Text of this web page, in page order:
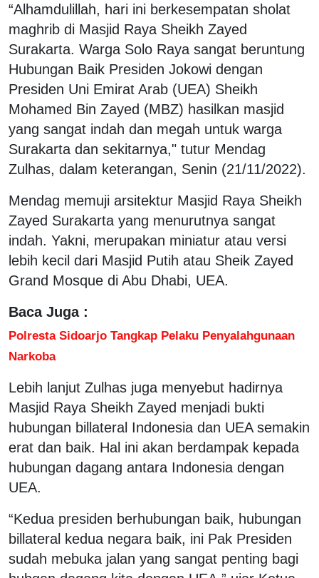
“Alhamdulillah, hari ini berkesempatan sholat
maghrib di Masjid Raya Sheikh Zayed
Surakarta. Warga Solo Raya sangat beruntung
Hubungan Baik Presiden Jokowi dengan
Presiden Uni Emirat Arab (UEA) Sheikh
Mohamed Bin Zayed (MBZ) hasilkan masjid
yang sangat indah dan megah untuk warga
Surakarta dan sekitarnya," tutur Mendag
Zulhas, dalam keterangan, Senin (21/11/2022).
Mendag memuji arsitektur Masjid Raya Sheikh
Zayed Surakarta yang menurutnya sangat
indah. Yakni, merupakan miniatur atau versi
lebih kecil dari Masjid Putih atau Sheik Zayed
Grand Mosque di Abu Dhabi, UEA.
Baca Juga :
Polresta Sidoarjo Tangkap Pelaku Penyalahgunaan
Narkoba
Lebih lanjut Zulhas juga menyebut hadirnya
Masjid Raya Sheikh Zayed menjadi bukti
hubungan billateral Indonesia dan UEA semakin
erat dan baik. Hal ini akan berdampak kepada
hubungan dagang antara Indonesia dengan
UEA.
“Kedua presiden berhubungan baik, hubungan
billateral kedua negara baik, ini Pak Presiden
sudah mebuka jalan yang sangat penting bagi